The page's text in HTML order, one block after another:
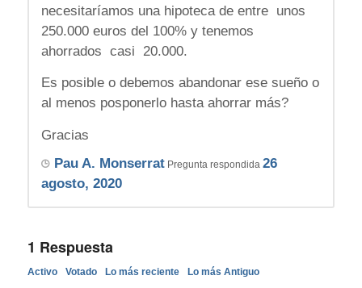
necesitaríamos una hipoteca de entre unos
250.000 euros del 100% y tenemos
ahorrados casi 20.000.
Es posible o debemos abandonar ese sueño o
al menos posponerlo hasta ahorrar más?
Gracias
Pau A. MonserratPregunta respondida 26
agosto, 2020
1 Respuesta
Activo Votado Lo más reciente Lo más Antiguo